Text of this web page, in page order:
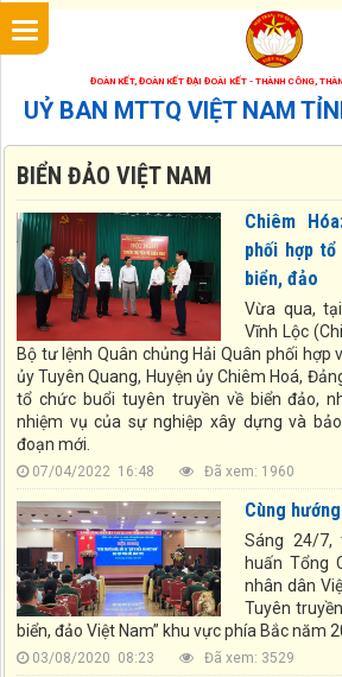
ĐOÀN KẾT, ĐOÀN KẾT ĐẠI ĐOÀI KẾT - THÀNH CÔNG,
UỶ BAN MTTQ VIỆT NAM
BIỂN ĐẢO VIỆT NAM
Chiêm
phối hợp
biển, đảo
Vừa qua,
Vĩnh Lộc
Bộ tư lệnh Quân chủng Hải Quân phối hợp
ủy Tuyên Quang, Huyện ủy Chiêm Hoá,
tổ chức buổi tuyên truyền về biển đảo,
nhiệm vụ của sự nghiệp xây dựng và
đoạn mới.
07/04/2022 16:48 Đã xem: 1960
Cùng
Sáng 24/7,
huấn Tổng
nhân dân
Tuyên
biển, đảo Việt Nam” khu vực phía Bắc năm
03/08/2020 08:23 Đã xem: 3529